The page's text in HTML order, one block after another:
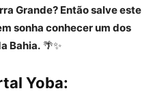
Grande? Então salve este
sonha conhecer um dos
Bahia. 🌴✨
Yoba: